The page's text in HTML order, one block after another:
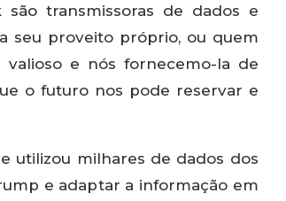
transmissoras de dados e
seu proveito próprio, ou quem
e nós fornecemo-la de
o futuro nos pode reservar e
utilizou milhares de dados dos
e adaptar a informação em